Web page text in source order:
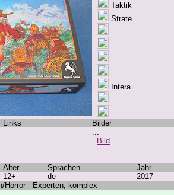
Taktik
Strate
Intera
Links
Bilder
...
Bild
Alter Sprachen
Jahr
12+ de
2017
- Experten, komplex